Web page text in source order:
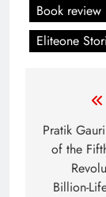
Book review
Eliteone
Pratik
of the
Billion-